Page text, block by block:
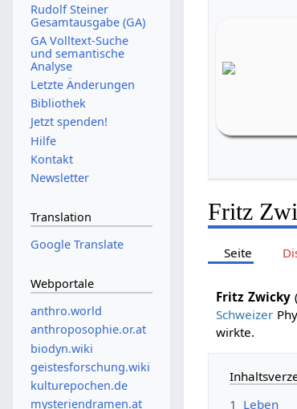
Fritz
Seite
Fritz Zwicky
Schweizer
wirkte.
1 Leben
Rudolf Steiner
Gesamtausgabe (GA)
GA Volltext-Suche
und semantische
Analyse
Letzte Änderungen
Bibliothek
Jetzt spenden!
Hilfe
Kontakt
Newsletter
Translation
Google Translate
Webportale
anthro.world
anthroposophie.or.at
biodyn.wiki
geistesforschung.wiki
kulturepochen.de
mysteriendramen.at